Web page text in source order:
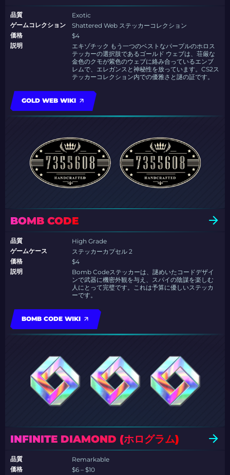
品質
Exotic
ゲームコレクション
Shattered Web ステッカーコレクション
価格
$4
説明
エキゾチック もう一つのベストなパープルのホロス
テッカーの選択肢であるゴールド ウェブは、荘厳な
金色のクモが紫色のウェブに絡み合っているエンブ
レムで、エレガンスと神秘性を放っています。CS2ス
テッカーコレクション内での優雅さと謎の証です。
GOLD WEB WIKI
BOMB CODE
品質
High Grade
ゲームケース
ステッカーカプセル 2
価格
$4
説明
Bomb Codeステッカーは、謎めいたコードデザイ
ンで武器に機密外観を与え、スパイの陰謀を楽しむ
人にとって完璧です。これは予算に優しいステッカ
ーです。
BOMB CODE WIKI
INFINITE DIAMOND (ホログラム)
品質
Remarkable
価格
$6 – $10